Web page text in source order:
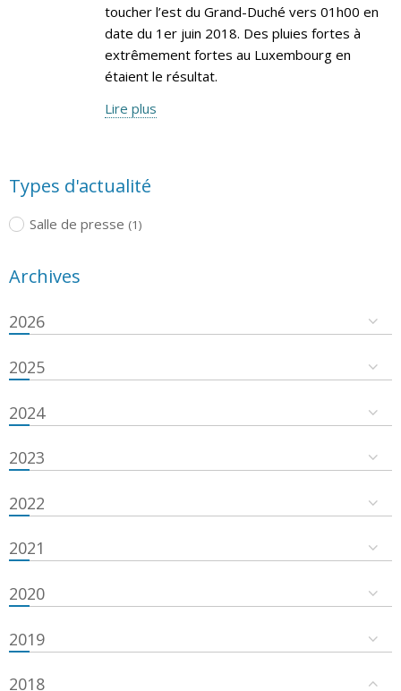
toucher l’est du Grand-Duché vers 01h00 en
date du 1er juin 2018. Des pluies fortes à
extrêmement fortes au Luxembourg en
étaient le résultat.
Lire plus
Types d'actualité
Salle de presse (1)
Archives
2026
2025
2024
2023
2022
2021
2020
2019
2018